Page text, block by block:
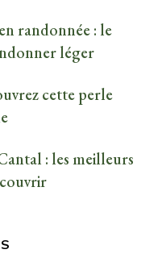
randonnée : le
léger
cette perle
: les meilleurs